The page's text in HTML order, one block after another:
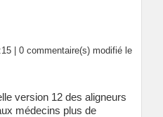
| 0 commentaire(s) modifié le
version 12 des aligneurs
médecins plus de